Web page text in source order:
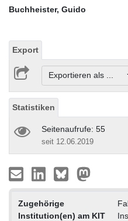
Buchheister, Guido
Export
Exportieren als ...
Statistiken
Seitenaufrufe: 55
seit 12.06.2019
Zugehörige
Institution(en) am KIT